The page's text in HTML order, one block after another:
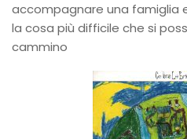
accompagnare una famiglia
la cosa più difficile che si
cammino